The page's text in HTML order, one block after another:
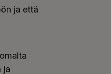
ja että
ja